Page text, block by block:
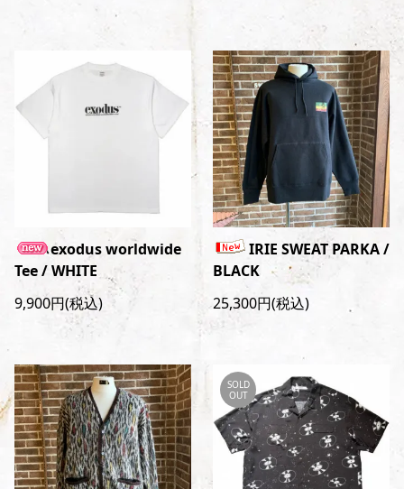
exodus worldwide
Tee / WHITE
9,900円(税込)
IRIE SWEAT PARKA /
BLACK
25,300円(税込)
SOLD
OUT